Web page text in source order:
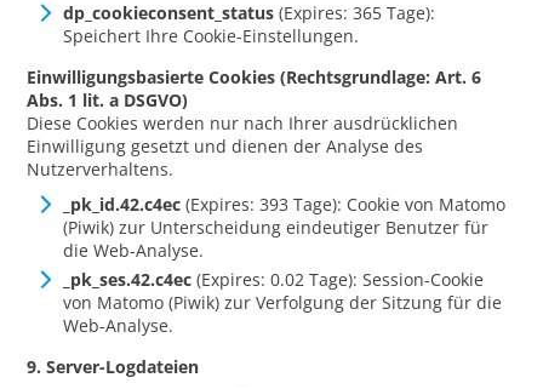
dp_cookieconsent_status (Expires: 365 Tage):
Speichert Ihre Cookie-Einstellungen.
Einwilligungsbasierte Cookies (Rechtsgrundlage: Art. 6
Abs. 1 lit. a DSGVO)
Diese Cookies werden nur nach Ihrer ausdrücklichen
Einwilligung gesetzt und dienen der Analyse des
Nutzerverhaltens.
_pk_id.42.c4ec (Expires: 393 Tage): Cookie von Matomo
(Piwik) zur Unterscheidung eindeutiger Benutzer für
die Web-Analyse.
_pk_ses.42.c4ec (Expires: 0.02 Tage): Session-Cookie
von Matomo (Piwik) zur Verfolgung der Sitzung für die
Web-Analyse.
9. Server-Logdateien